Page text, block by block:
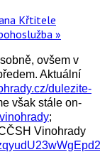
Křtitele
»
ovšem v
Aktuální
dulezite-
však stále on-
;
Vinohrady